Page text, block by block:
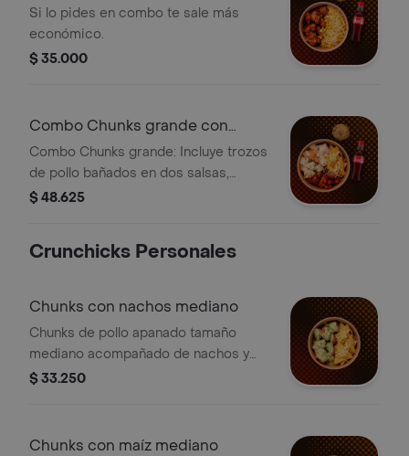
bebida y postre
Si lo pides en combo te sale más
económico.
$ 35.000
Combo Chunks grande con
bebida y postre
Combo Chunks grande: Incluye trozos
de pollo bañados en dos salsas,
tortilla chips con queso, bebida
$ 48.625
Crunchicks Personales
Chunks con nachos mediano
Chunks de pollo apanado tamaño
mediano acompañado de nachos y
queso.
$ 33.250
Chunks con maíz mediano